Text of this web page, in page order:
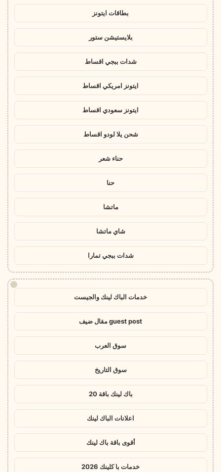
بطاقات ايتونز
بلايستيشن ستور
شدات ببجي اقساط
ايتونز امريكي اقساط
ايتونز سعودي اقساط
شحن يلا لودو اقساط
حناء شعر
حنا
ماتشا
شاي ماتشا
شدات ببجي تمارا
!
خدمات الباك لينك والجيست
guest post مقال ضيف
سوق العرب
سوق التاريخ
باك لينك باقة 20
اعلانات الباك لينك
أقوى باقة باك لينك
خدمات با كلينك 2026